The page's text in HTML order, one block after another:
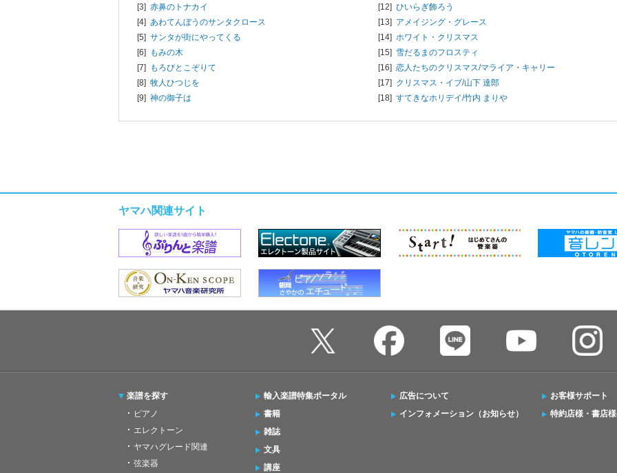
[3] 赤鼻のトナカイ
[4] あわてんぼうのサンタクロース
[5] サンタが街にやってくる
[6] もみの木
[7] もろびとこぞりて
[8] 牧人ひつじを
[9] 神の御子は
[12] ひいらぎ飾ろう
[13] アメイジング・グレース
[14] ホワイト・クリスマス
[15] 雪だるまのフロスティ
[16] 恋人たちのクリスマス/マライア・キャリー
[17] クリスマス・イブ/山下 達郎
[18] すてきなホリデイ/竹内 まりや
ヤマハ関連サイト
楽譜を探す
ピアノ
エレクトーン
ヤマハグレード関連
弦楽器
輸入楽譜特集ポータル
書籍
雑誌
文具
講座
広告について
インフォメーション（お知らせ）
お客様サポート
特約店様・書店